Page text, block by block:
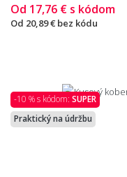
Od 17,76 € s kódom
Od 20,89 € bez kódu
-10 % s kódom: SUPER
Praktický na údržbu